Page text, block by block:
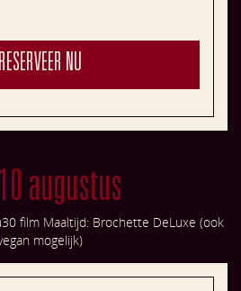
RESERVEER NU
augustus
film Maaltijd: Brochette DeLuxe (ook
mogelijk)